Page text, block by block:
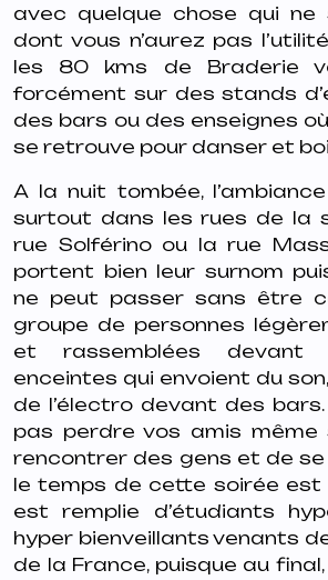
avec quelque chose qui
dont vous n’aurez pas
les 80 kms de Braderie
forcément sur des stands
des bars ou des enseignes
se retrouve pour danser et
A la nuit tombée,
surtout dans les rues de la
rue Solférino ou la rue
portent bien leur surnom
ne peut passer sans être
groupe de personnes
et rassemblées devant
enceintes qui envoient du
de l’électro devant des
pas perdre vos amis même
rencontrer des gens et de
le temps de cette soirée est
est remplie d’étudiants
hyper bienveillants venants
de la France, puisque au